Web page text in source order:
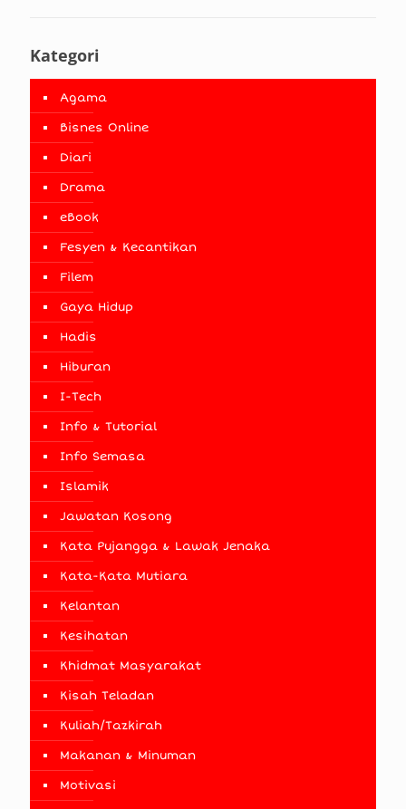
Kategori
Agama
Bisnes Online
Diari
Drama
eBook
Fesyen & Kecantikan
Filem
Gaya Hidup
Hadis
Hiburan
I-Tech
Info & Tutorial
Info Semasa
Islamik
Jawatan Kosong
Kata Pujangga & Lawak Jenaka
Kata-Kata Mutiara
Kelantan
Kesihatan
Khidmat Masyarakat
Kisah Teladan
Kuliah/Tazkirah
Makanan & Minuman
Motivasi